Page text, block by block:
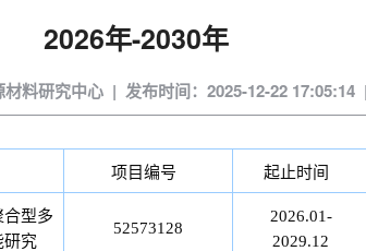
2026年-2030年
材料研究中心 | 发布时间：2025-12-22
项目编号 起止时间
型多
研究
52573128
2026.01-
2029.12